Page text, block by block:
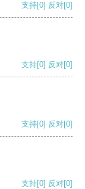
支持[0] 反对[0]
支持[0] 反对[0]
支持[0] 反对[0]
支持[0] 反对[0]